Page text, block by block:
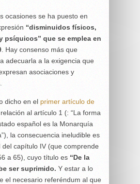
ocasiones se ha puesto en
“disminuidos físicos,
psíquicos” que se emplea en
. Hay consenso más que
adecuarla a la exigencia que
asociaciones y
dicho en el primer artículo de
al artículo 1 (: “La forma
español es la Monarquía
la consecuencia ineludible es
capítulo IV (que comprende
a 65), cuyo título es “De la
ser suprimido. Y estar a lo
el necesario referéndum al que